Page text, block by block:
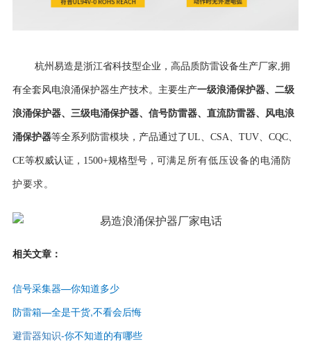
杭州易造是浙江省科技型企业，高品质防雷设备生产厂家,拥
有全套风电浪涌保护器生产技术。主要生产一级浪涌保护器、 二级
浪涌保护器、 三级电涌保护器、 信号防雷器、 直流防雷器、
风电浪
涌保护器等全系列防雷模块，产品通过了UL、CSA、TUV、CQC、
CE等权威认证， 1500+规格型号，可满足所有低压设备的电涌防
护要求。
相关文章：
信号采集器—你知道多少
防雷箱—全是干货,不看会后悔
避雷器知识-你不知道的有哪些